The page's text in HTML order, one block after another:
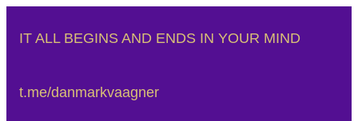
IT ALL BEGINS AND ENDS IN YOUR MIND
t.me/danmarkvaagner